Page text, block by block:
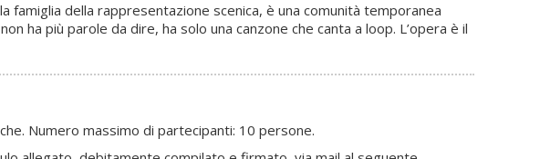
famiglia della rappresentazione scenica, è una comunità temporanea
ha più parole da dire, ha solo una canzone che canta a loop. L’opera è il
Numero massimo di partecipanti: 10 persone.